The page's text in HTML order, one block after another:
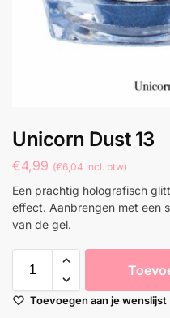
Unicorn Dust 13
€4,99 (€6,04 incl. btw)
Een prachtig holografisch
effect. Aanbrengen met een
van de gel.
Toevoegen aan je wenslijst